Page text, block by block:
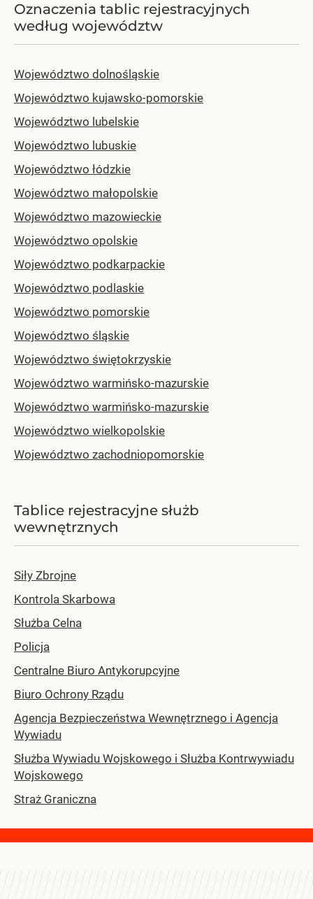
Oznaczenia tablic rejestracyjnych
według województw
Województwo dolnośląskie
Województwo kujawsko-pomorskie
Województwo lubelskie
Województwo lubuskie
Województwo łódzkie
Województwo małopolskie
Województwo mazowieckie
Województwo opolskie
Województwo podkarpackie
Województwo podlaskie
Województwo pomorskie
Województwo śląskie
Województwo świętokrzyskie
Województwo warmińsko-mazurskie
Województwo warmińsko-mazurskie
Województwo wielkopolskie
Województwo zachodniopomorskie
Tablice rejestracyjne służb
wewnętrznych
Siły Zbrojne
Kontrola Skarbowa
Służba Celna
Policja
Centralne Biuro Antykorupcyjne
Biuro Ochrony Rządu
Agencja Bezpieczeństwa Wewnętrznego i Agencja
Wywiadu
Służba Wywiadu Wojskowego i Służba Kontrwywiadu
Wojskowego
Straż Graniczna